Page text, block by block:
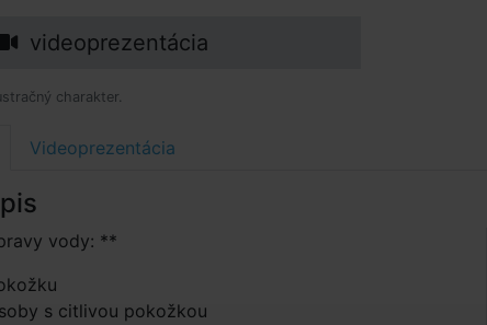
videoprezentácia
charakter.
Videoprezentácia
vody: **
s citlivou pokožkou